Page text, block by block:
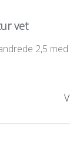
vet
2,5